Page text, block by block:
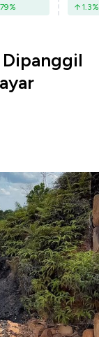
% 1.3%
Dipanggil